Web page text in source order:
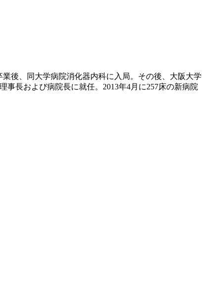
後、同大学病院消化器内科に入局。 その後、大阪大学
事長および病院長に就任。 2013年4月に257床の新病院